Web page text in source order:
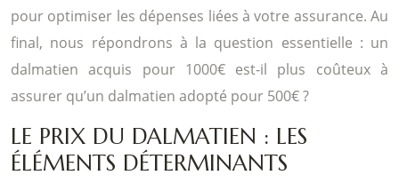
pour optimiser les dépenses liées à votre assurance. Au
final, nous répondrons à la question essentielle : un
dalmatien acquis pour 1000€ est-il plus coûteux à
assurer qu’un dalmatien adopté pour 500€ ?
LE PRIX DU DALMATIEN : LES
ÉLÉMENTS DÉTERMINANTS